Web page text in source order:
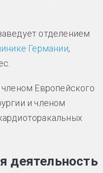
отделением
Германии,
Европейского
и членом
деятельность